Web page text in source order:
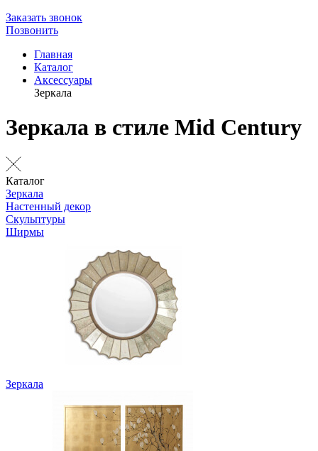
Заказать звонок
Позвонить
Главная
Каталог
Аксессуары
Зеркала
Зеркала в стиле Mid Century
Каталог
Зеркала
Настенный декор
Скульптуры
Ширмы
Зеркала